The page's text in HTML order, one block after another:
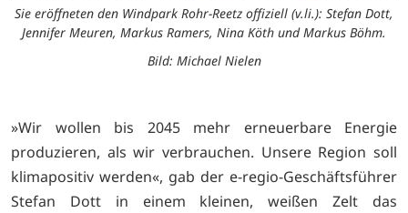
Sie eröffneten den Windpark Rohr-Reetz offiziell (v.li.): Stefan Dott,
Jennifer Meuren, Markus Ramers, Nina Köth und Markus Böhm.
Bild: Michael Nielen
»Wir wollen bis 2045 mehr erneuerbare Energie
produzieren, als wir verbrauchen. Unsere Region soll
klimapositiv werden«, gab der e-regio-Geschäftsführer
Stefan Dott in einem kleinen, weißen Zelt das